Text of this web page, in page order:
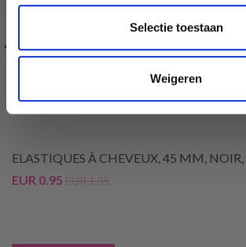
Selectie toestaan
Weigeren
ELASTIQUES À CHEVEUX, 45 MM, NOIR,
EUR 0.95 EUR 1.35